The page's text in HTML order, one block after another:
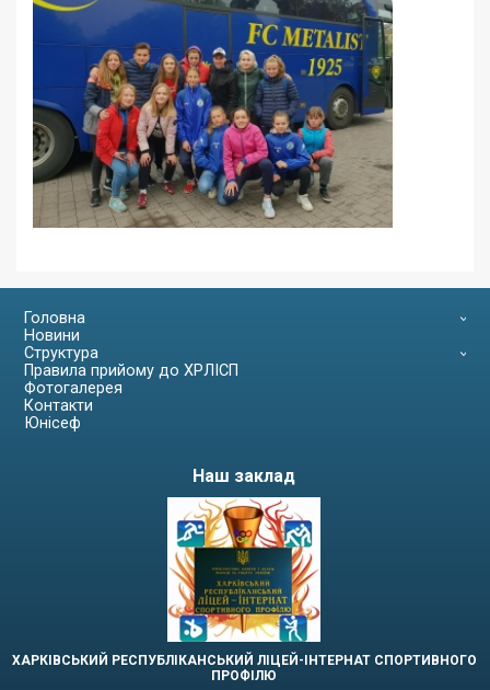
Головна
Новини
Структура
Правила прийому до ХРЛІСП
Фотогалерея
Контакти
Юнісеф
Наш заклад
ХАРКІВСЬКИЙ РЕСПУБЛІКАНСЬКИЙ ЛІЦЕЙ-ІНТЕРНАТ СПОРТИВНОГО
ПРОФІЛЮ